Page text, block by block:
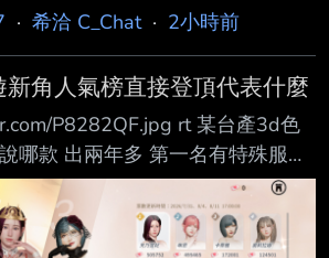
· 希洽 C_Chat· 2小時前
角人氣榜直接登頂代表什麼
P8282QF.jpg rt 某台產3d色
哪款 出兩年多 第一名有特殊服裝
前版本剛出 人氣直接登頂 這通常
色塑造成功 2. 那麼多舊角都塑造失
個記的 3. 她真的很大